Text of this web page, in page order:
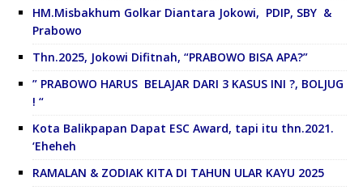
HM.Misbakhum Golkar Diantara Jokowi, PDIP, SBY &
Prabowo
Thn.2025, Jokowi Difitnah, “PRABOWO BISA APA?”
” PRABOWO HARUS BELAJAR DARI 3 KASUS INI ?, BOLJUG
! “
Kota Balikpapan Dapat ESC Award, tapi itu thn.2021.
‘Eheheh
RAMALAN & ZODIAK KITA DI TAHUN ULAR KAYU 2025